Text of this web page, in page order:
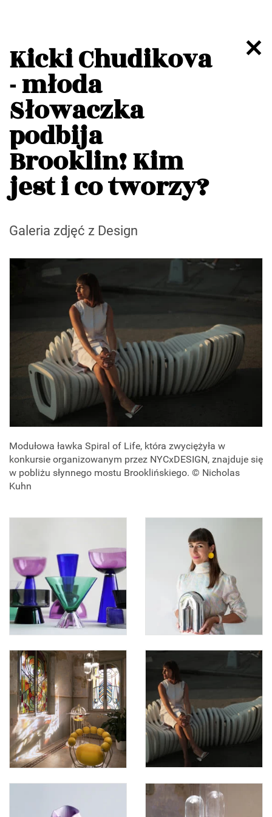
Kicki Chudikova
- młoda
Słowaczka
podbija
Brooklin! Kim
jest i co tworzy?
Galeria zdjęć z Design
Modułowa ławka Spiral of Life, która zwyciężyła w
konkursie organizowanym przez NYCxDESIGN, znajduje się
w pobliżu słynnego mostu Brooklińskiego. © Nicholas
Kuhn